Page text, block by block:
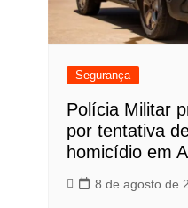
Segurança
Polícia Militar
por tentativa
homicídio em
8 de agosto de